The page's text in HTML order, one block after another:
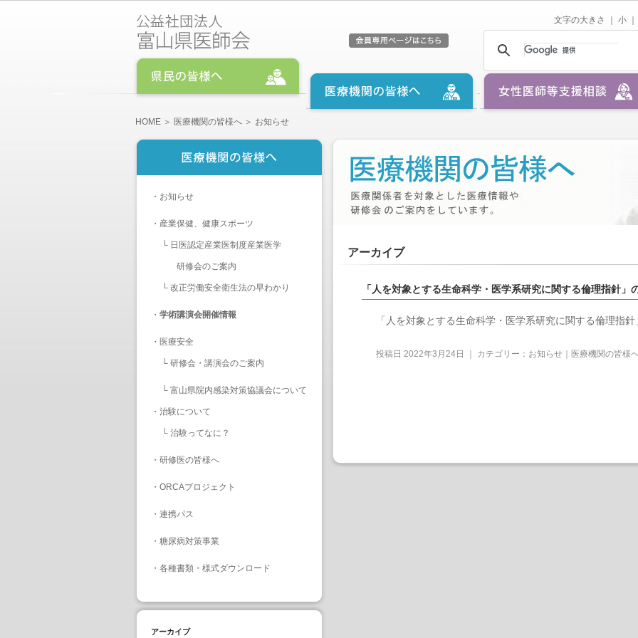
文字の大きさ ｜ 小
HOME ＞ 医療機関の皆様へ ＞ お知らせ
・ お知らせ
・ 産業保健、健康スポーツ
└ 日医認定産業医制度産業医学
研修会のご案内
└ 改正労働安全衛生法の早わかり
・ 学術講演会開催情報
・ 医療安全
└ 研修会・講演会のご案内
└ 富山県院内感染対策協議会について
・ 治験について
└ 治験ってなに？
・ 研修医の皆様へ
・ ORCAプロジェクト
・ 連携パス
・ 糖尿病対策事業
・ 各種書類・様式ダウンロード
アーカイブ
アーカイブ
「人を対象とする生命科学・医学系研究に関する倫理指針」
「人を対象とする生命科学・医学系研究に関する倫理指
投稿日 2022年3月24日 ｜ カテゴリー： お知らせ｜医療機関の皆様